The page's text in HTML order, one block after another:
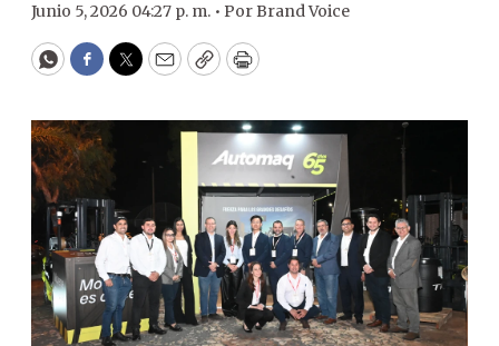
Junio 5, 2026 04:27 p. m. • PorBrand Voice
WhatsApp
Facebook
Twitter
EmailCopyPrint